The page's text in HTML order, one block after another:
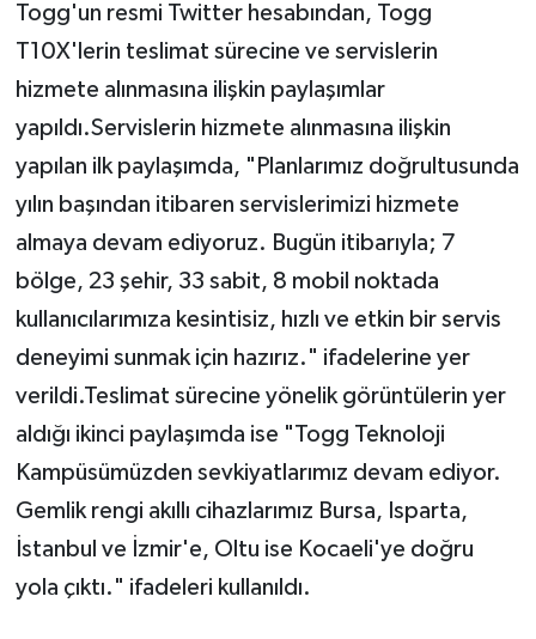
Togg'un resmi Twitter hesabından, Togg
T10X'lerin teslimat sürecine ve servislerin
hizmete alınmasına ilişkin paylaşımlar
yapıldı.Servislerin hizmete alınmasına ilişkin
yapılan ilk paylaşımda, "Planlarımız doğrultusunda
yılın başından itibaren servislerimizi hizmete
almaya devam ediyoruz. Bugün itibarıyla; 7
bölge, 23 şehir, 33 sabit, 8 mobil noktada
kullanıcılarımıza kesintisiz, hızlı ve etkin bir servis
deneyimi sunmak için hazırız." ifadelerine yer
verildi.Teslimat sürecine yönelik görüntülerin yer
aldığı ikinci paylaşımda ise "Togg Teknoloji
Kampüsümüzden sevkiyatlarımız devam ediyor.
Gemlik rengi akıllı cihazlarımız Bursa, Isparta,
İstanbul ve İzmir'e, Oltu ise Kocaeli'ye doğru
yola çıktı." ifadeleri kullanıldı.